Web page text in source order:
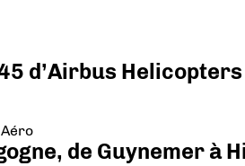
d’Airbus
de Guynemer à